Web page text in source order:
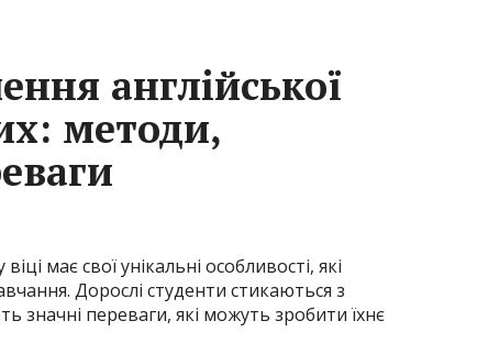
англійської
методи,
має свої унікальні особливості, які
Дорослі студенти стикаються з
переваги, які можуть зробити їхнє